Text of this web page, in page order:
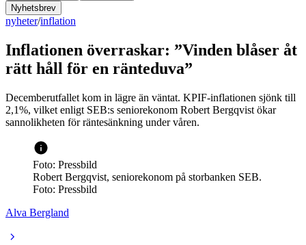
Nyhetsbrev
nyheter/inflation
Inflationen överraskar: ”Vinden blåser åt
rätt håll för en ränteduva”
Decemberutfallet kom in lägre än väntat. KPIF-inflationen sjönk till
2,1%, vilket enligt SEB:s seniorekonom Robert Bergqvist ökar
sannolikheten för räntesänkning under våren.
Foto: Pressbild
Robert Bergqvist, seniorekonom på storbanken SEB.
Foto: Pressbild
Alva Bergland